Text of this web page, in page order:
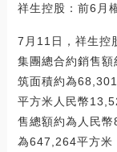
祥生控股：前6月
7月11日，祥生控
集團總合約銷售
筑面積約為
平方米人民幣
售總額約為人民
為647,264平方米